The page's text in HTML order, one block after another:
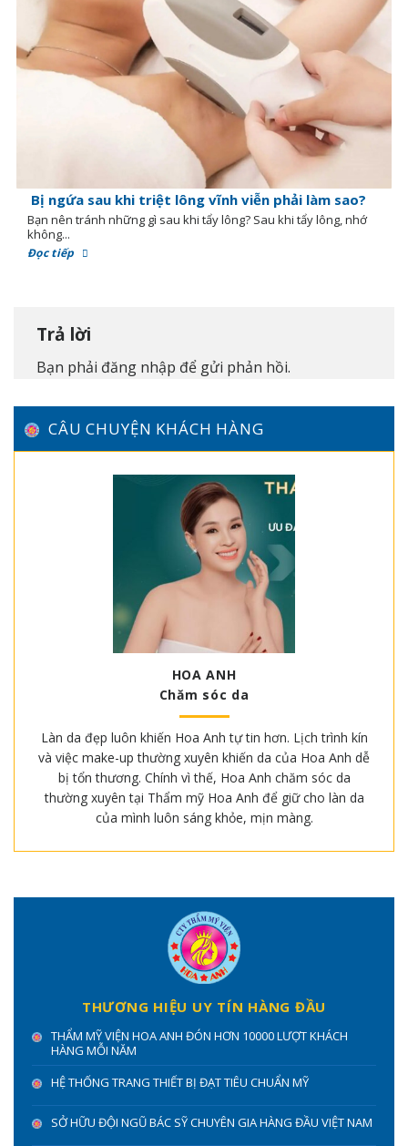
Bị ngứa sau khi triệt lông vĩnh viễn phải làm sao?
Bạn nên tránh những gì sau khi tẩy lông? Sau khi tẩy lông, nhớ
không...
Đọc tiếp
Trả lời
Bạn phải đăng nhập để gửi phản hồi.
CÂU CHUYỆN KHÁCH HÀNG
HOA ANH
Chăm sóc da
Làn da đẹp luôn khiến Hoa Anh tự tin hơn. Lịch trình kín
và việc make-up thường xuyên khiến da của Hoa Anh dễ
bị tổn thương. Chính vì thế, Hoa Anh chăm sóc da
thường xuyên tại Thẩm mỹ Hoa Anh để giữ cho làn da
của mình luôn sáng khỏe, mịn màng.
THƯƠNG HIỆU UY TÍN HÀNG ĐẦU
THẨM MỸ VIỆN HOA ANH ĐÓN HƠN 10000 LƯỢT KHÁCH
HÀNG MỖI NĂM
HỆ THỐNG TRANG THIẾT BỊ ĐẠT TIÊU CHUẨN MỸ
SỞ HỮU ĐỘI NGŨ BÁC SỸ CHUYÊN GIA HÀNG ĐẦU VIỆT NAM